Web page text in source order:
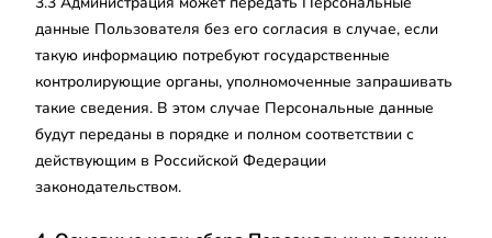
данные Пользователя без его согласия в случае, если
такую информацию потребуют государственные
контролирующие органы, уполномоченные запрашивать
такие сведения. В этом случае Персональные данные
будут переданы в порядке и полном соответствии с
действующим в Российской Федерации
законодательством.